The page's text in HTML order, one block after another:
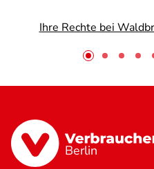
Ihre Rechte bei
Berlin